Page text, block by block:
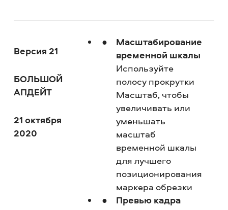
Версия 21
БОЛЬШОЙ
АПДЕЙТ
21 октября
2020
Масштабирование
временной шкалы
Используйте
полосу прокрутки
Масштаб, чтобы
увеличивать или
уменьшать
масштаб
временной шкалы
для лучшего
позиционирования
маркера обрезки
Превью кадра